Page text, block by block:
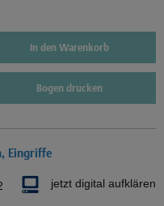
In den Warenkorb
Bogen drucken
Eingriffe
jetzt digital aufklären